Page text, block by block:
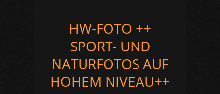
HW-FOTO ++
SPORT- UND
NATURFOTOS AUF
HOHEM NIVEAU++